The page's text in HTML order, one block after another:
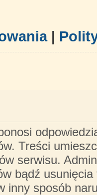
|
Treści
serwisu.
bądź
inny sposób